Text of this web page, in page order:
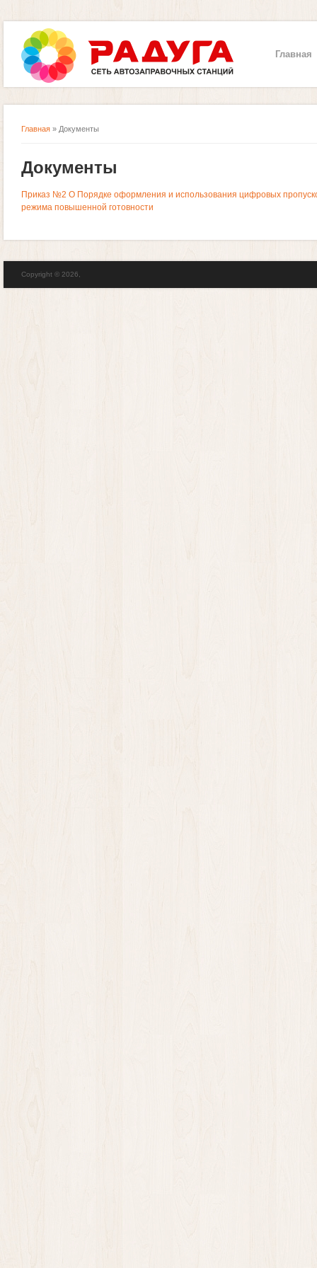
Главная
Главная » Документы
Документы
Приказ №2 О Порядке оформления и использования цифровых
режима повышенной готовности
Copyright © 2026,